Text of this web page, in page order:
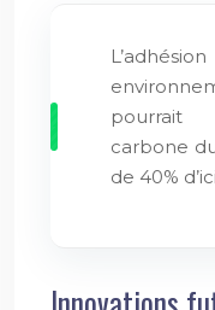
pourrait
carbone
de 40%